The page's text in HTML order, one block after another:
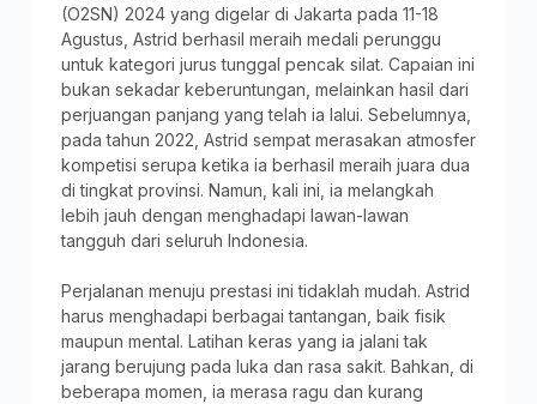
(O2SN) 2024 yang digelar di Jakarta pada 11-18
Agustus, Astrid berhasil meraih medali perunggu
untuk kategori jurus tunggal pencak silat. Capaian ini
bukan sekadar keberuntungan, melainkan hasil dari
perjuangan panjang yang telah ia lalui. Sebelumnya,
pada tahun 2022, Astrid sempat merasakan atmosfer
kompetisi serupa ketika ia berhasil meraih juara dua
di tingkat provinsi. Namun, kali ini, ia melangkah
lebih jauh dengan menghadapi lawan-lawan
tangguh dari seluruh Indonesia.
Perjalanan menuju prestasi ini tidaklah mudah. Astrid
harus menghadapi berbagai tantangan, baik fisik
maupun mental. Latihan keras yang ia jalani tak
jarang berujung pada luka dan rasa sakit. Bahkan, di
beberapa momen, ia merasa ragu dan kurang